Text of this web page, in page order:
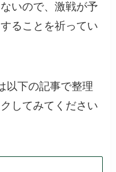
いので、激戦が予
ることを祈ってい
以下の記事で整理
してみてください